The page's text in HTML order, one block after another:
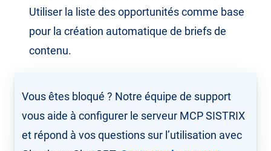
Utiliser la liste des opportunités comme base
pour la création automatique de briefs de
contenu.
Vous êtes bloqué ? Notre équipe de support
vous aide à configurer le serveur MCP SISTRIX
et répond à vos questions sur l’utilisation avec